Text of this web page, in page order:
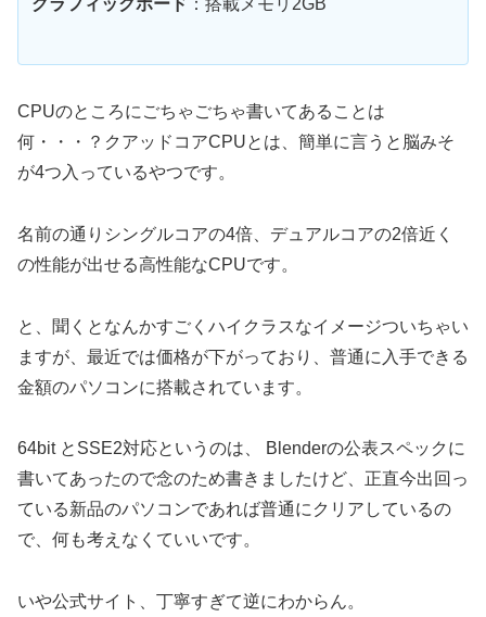
グラフィックボード ：搭載メモリ2GB
CPUのところにごちゃごちゃ書いてあることは
何・・・？クアッドコアCPUとは、簡単に言うと脳みそ
が4つ入っているやつです。
名前の通りシングルコアの4倍、デュアルコアの2倍近く
の性能が出せる高性能なCPUです。
と、聞くとなんかすごくハイクラスなイメージついちゃい
ますが、最近では価格が下がっており、普通に入手できる
金額のパソコンに搭載されています。
64bit とSSE2対応というのは、 Blenderの公表スペックに
書いてあったので念のため書きましたけど、正直今出回っ
ている新品のパソコンであれば普通にクリアしているの
で、何も考えなくていいです。
いや公式サイト、丁寧すぎて逆にわからん。